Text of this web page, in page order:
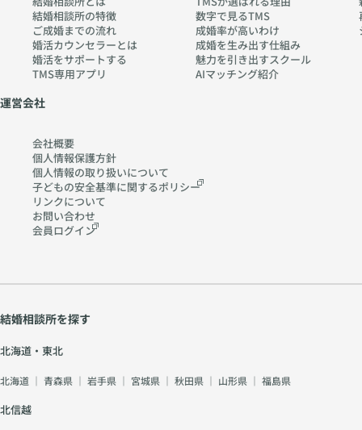
w.
ch
err
y-
結婚相談所の特徴
ご成婚までの流れ
婚活カウンセラーとは
婚活をサポートする
TMS専用アプリ
数字で見るTMS
成婚率が高いわけ
成婚を生み出す仕組み
魅力を引き出すスクール
AIマッチング紹介
運営会社
会社概要
個人情報保護方針
個人情報の取り扱いについて
子どもの安全基準に関するポリシー
リンクについて
お問い合わせ
会員ログイン
結婚相談所を探す
北海道・東北
北海道 ｜ 青森県 ｜ 岩手県 ｜ 宮城県 ｜ 秋田県 ｜ 山形県 ｜ 福島県
北信越